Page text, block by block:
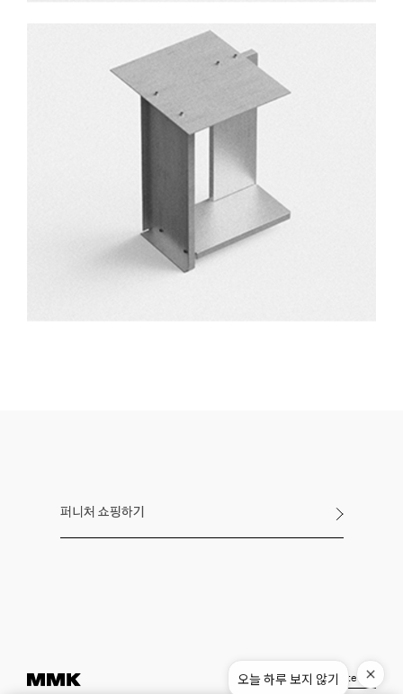
퍼니처 쇼핑하기
Instagram Pinterest